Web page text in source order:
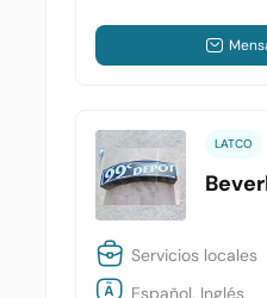
LATCO
Servicios locales
Español, Inglés